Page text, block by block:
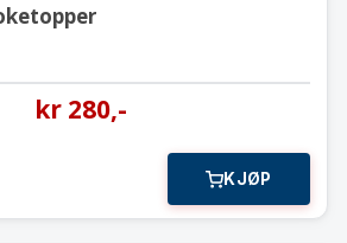
kr 280,-
KJØP